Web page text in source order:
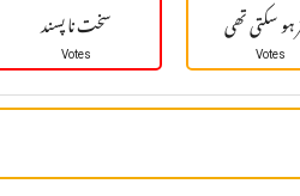
سخت نا پسند
Votes ہو سکتی تھی
Votes